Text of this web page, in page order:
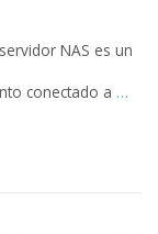
NAS es un
conectado a…